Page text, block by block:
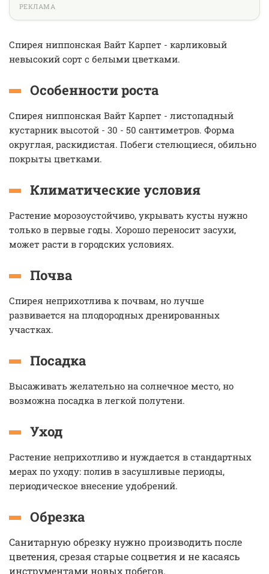
РЕКЛАМА
Спирея ниппонская Вайт Карпет - карликовый
невысокий сорт с белыми цветками.
Особенности роста
Спирея ниппонская Вайт Карпет - листопадный
кустарник высотой - 30 - 50 сантиметров. Форма
округлая, раскидистая. Побеги стелющиеся, обильно
покрыты цветками.
Климатические условия
Растение морозоустойчиво, укрывать кусты нужно
только в первые годы. Хорошо переносит засухи,
может расти в городских условиях.
Почва
Спирея неприхотлива к почвам, но лучше
развивается на плодородных дренированных
участках.
Посадка
Высаживать желательно на солнечное место, но
возможна посадка в легкой полутени.
Уход
Растение неприхотливо и нуждается в стандартных
мерах по уходу: полив в засушливые периоды,
периодическое внесение удобрений.
Обрезка
Санитарную обрезку нужно производить после
цветения, срезая старые соцветия и не касаясь
инструментами новых побегов.